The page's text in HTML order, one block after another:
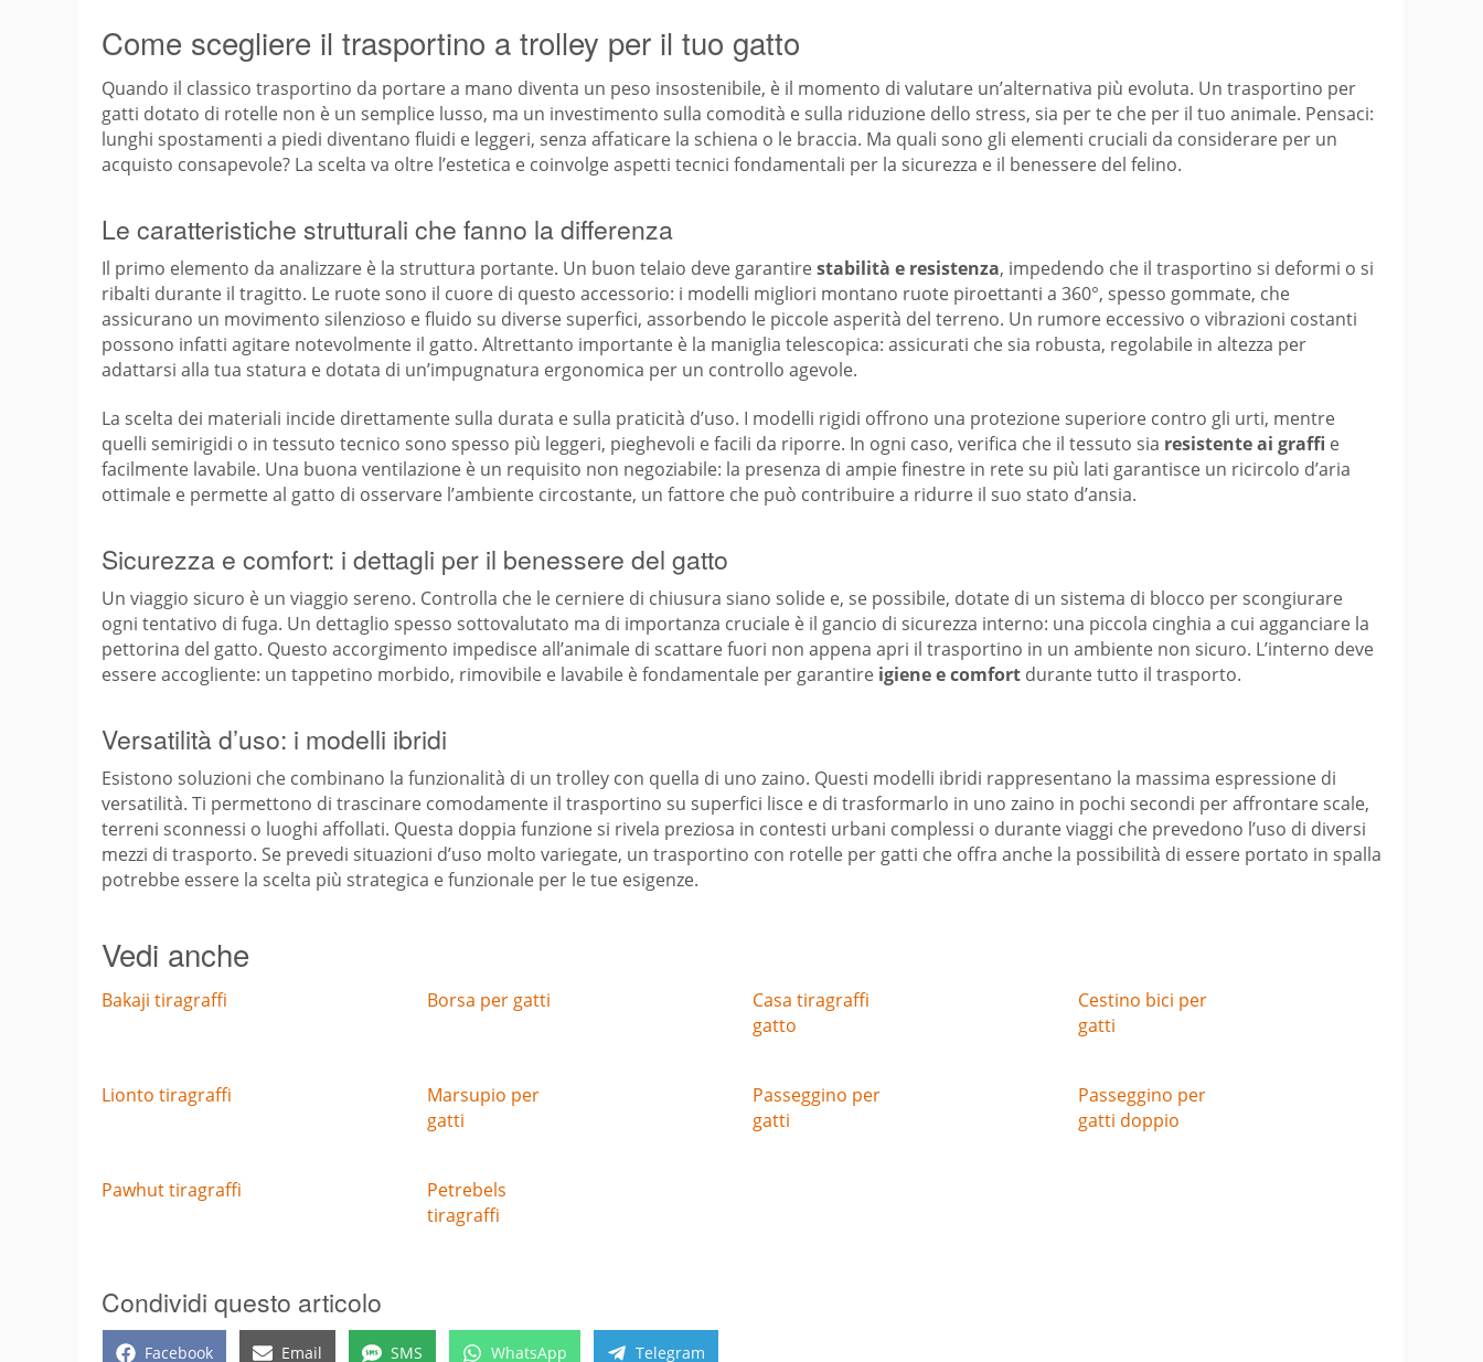
Come scegliere il trasportino a trolley per il tuo gatto
Quando il classico trasportino da portare a mano diventa un peso insostenibile, è il momento di valutare un’alternativa più evoluta. Un trasportino per
gatti dotato di rotelle non è un semplice lusso, ma un investimento sulla comodità e sulla riduzione dello stress, sia per te che per il tuo animale. Pensaci:
lunghi spostamenti a piedi diventano fluidi e leggeri, senza affaticare la schiena o le braccia. Ma quali sono gli elementi cruciali da considerare per un
acquisto consapevole? La scelta va oltre l’estetica e coinvolge aspetti tecnici fondamentali per la sicurezza e il benessere del felino.
Le caratteristiche strutturali che fanno la differenza
Il primo elemento da analizzare è la struttura portante. Un buon telaio deve garantirestabilità e resistenza, impedendo che il trasportino si deformi o si
ribalti durante il tragitto. Le ruote sono il cuore di questo accessorio: i modelli migliori montano ruote piroettanti a 360°, spesso gommate, che
assicurano un movimento silenzioso e fluido su diverse superfici, assorbendo le piccole asperità del terreno. Un rumore eccessivo o vibrazioni costanti
possono infatti agitare notevolmente il gatto. Altrettanto importante è la maniglia telescopica: assicurati che sia robusta, regolabile in altezza per
adattarsi alla tua statura e dotata di un’impugnatura ergonomica per un controllo agevole.
La scelta dei materiali incide direttamente sulla durata e sulla praticità d’uso. I modelli rigidi offrono una protezione superiore contro gli urti, mentre
quelli semirigidi o in tessuto tecnico sono spesso più leggeri, pieghevoli e facili da riporre. In ogni caso, verifica che il tessuto sia resistente ai graffi e
facilmente lavabile. Una buona ventilazione è un requisito non negoziabile: la presenza di ampie finestre in rete su più lati garantisce un ricircolo d’aria
ottimale e permette al gatto di osservare l’ambiente circostante, un fattore che può contribuire a ridurre il suo stato d’ansia.
Sicurezza e comfort: i dettagli per il benessere del gatto
Un viaggio sicuro è un viaggio sereno. Controlla che le cerniere di chiusura siano solide e, se possibile, dotate di un sistema di blocco per scongiurare
ogni tentativo di fuga. Un dettaglio spesso sottovalutato ma di importanza cruciale è il gancio di sicurezza interno: una piccola cinghia a cui agganciare la
pettorina del gatto. Questo accorgimento impedisce all’animale di scattare fuori non appena apri il trasportino in un ambiente non sicuro. L’interno deve
essere accogliente: un tappetino morbido, rimovibile e lavabile è fondamentale per garantire igiene e comfort durante tutto il trasporto.
Versatilità d’uso: i modelli ibridi
Esistono soluzioni che combinano la funzionalità di un trolley con quella di uno zaino. Questi modelli ibridi rappresentano la massima espressione di
versatilità. Ti permettono di trascinare comodamente il trasportino su superfici lisce e di trasformarlo in uno zaino in pochi secondi per affrontare scale,
terreni sconnessi o luoghi affollati. Questa doppia funzione si rivela preziosa in contesti urbani complessi o durante viaggi che prevedono l’uso di diversi
mezzi di trasporto. Se prevedi situazioni d’uso molto variegate, un trasportino con rotelle per gatti che offra anche la possibilità di essere portato in spalla
potrebbe essere la scelta più strategica e funzionale per le tue esigenze.
Vedi anche
Bakaji tiragraffi Borsa per gatti
Casa tiragraffi
gatto
Cestino bici per
gatti
Lionto tiragraffi
Marsupio per
gatti
Passeggino per
gatti
Passeggino per
gatti doppio
Pawhut tiragraffi
Petrebels
tiragraffi
Condividi questo articolo
Share
Facebook Share
Email Share
SMS Share
WhatsApp Share
Telegram